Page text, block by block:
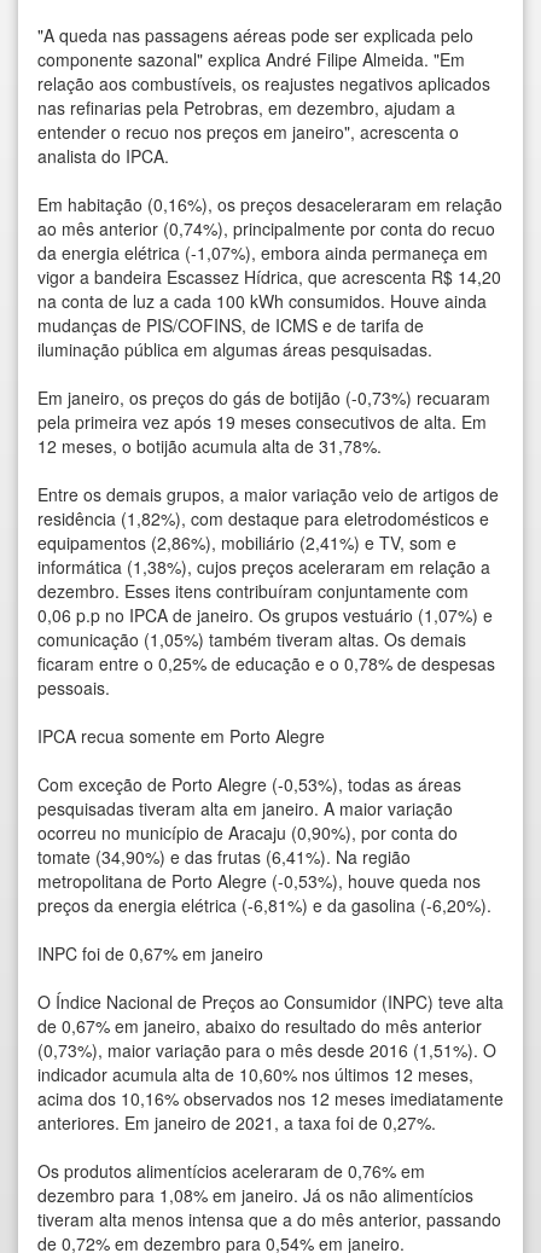
"A queda nas passagens aéreas pode ser explicada pelo
componente sazonal" explica André Filipe Almeida. "Em
relação aos combustíveis, os reajustes negativos aplicados
nas refinarias pela Petrobras, em dezembro, ajudam a
entender o recuo nos preços em janeiro", acrescenta o
analista do IPCA.
Em habitação (0,16%), os preços desaceleraram em relação
ao mês anterior (0,74%), principalmente por conta do recuo
da energia elétrica (-1,07%), embora ainda permaneça em
vigor a bandeira Escassez Hídrica, que acrescenta R$ 14,20
na conta de luz a cada 100 kWh consumidos. Houve ainda
mudanças de PIS/COFINS, de ICMS e de tarifa de
iluminação pública em algumas áreas pesquisadas.
Em janeiro, os preços do gás de botijão (-0,73%) recuaram
pela primeira vez após 19 meses consecutivos de alta. Em
12 meses, o botijão acumula alta de 31,78%.
Entre os demais grupos, a maior variação veio de artigos de
residência (1,82%), com destaque para eletrodomésticos e
equipamentos (2,86%), mobiliário (2,41%) e TV, som e
informática (1,38%), cujos preços aceleraram em relação a
dezembro. Esses itens contribuíram conjuntamente com
0,06 p.p no IPCA de janeiro. Os grupos vestuário (1,07%) e
comunicação (1,05%) também tiveram altas. Os demais
ficaram entre o 0,25% de educação e o 0,78% de despesas
pessoais.
IPCA recua somente em Porto Alegre
Com exceção de Porto Alegre (-0,53%), todas as áreas
pesquisadas tiveram alta em janeiro. A maior variação
ocorreu no município de Aracaju (0,90%), por conta do
tomate (34,90%) e das frutas (6,41%). Na região
metropolitana de Porto Alegre (-0,53%), houve queda nos
preços da energia elétrica (-6,81%) e da gasolina (-6,20%).
INPC foi de 0,67% em janeiro
O Índice Nacional de Preços ao Consumidor (INPC) teve alta
de 0,67% em janeiro, abaixo do resultado do mês anterior
(0,73%), maior variação para o mês desde 2016 (1,51%). O
indicador acumula alta de 10,60% nos últimos 12 meses,
acima dos 10,16% observados nos 12 meses imediatamente
anteriores. Em janeiro de 2021, a taxa foi de 0,27%.
Os produtos alimentícios aceleraram de 0,76% em
dezembro para 1,08% em janeiro. Já os não alimentícios
tiveram alta menos intensa que a do mês anterior, passando
de 0,72% em dezembro para 0,54% em janeiro.